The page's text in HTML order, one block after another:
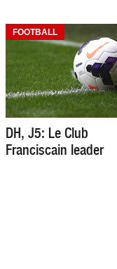
FOOTBALL
DH, J5: Le Club
Franciscain leader